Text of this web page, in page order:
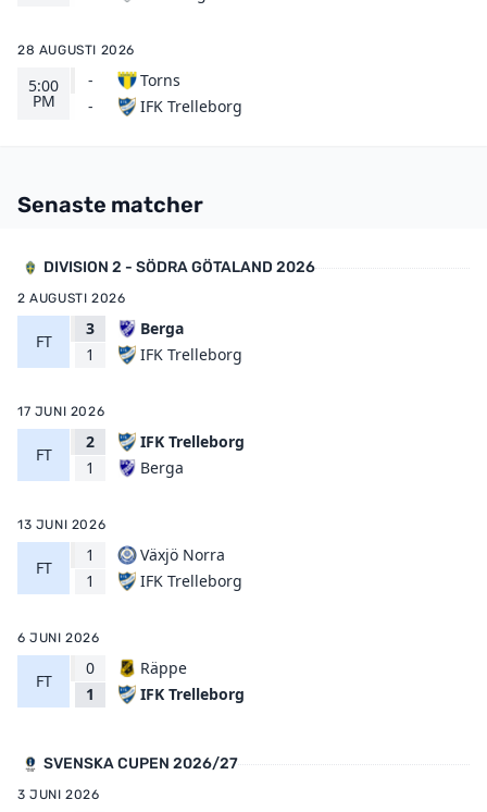
28 AUGUSTI 2026
5:00
PM
-
-
Torns
IFK Trelleborg
Senaste matcher
DIVISION 2 - SÖDRA GÖTALAND 2026
2 AUGUSTI 2026
FT
3
1
Berga
IFK Trelleborg
17 JUNI 2026
FT
2
1
IFK Trelleborg
Berga
13 JUNI 2026
FT
1
1
Växjö Norra
IFK Trelleborg
6 JUNI 2026
FT
0
1
Räppe
IFK Trelleborg
SVENSKA CUPEN 2026/27
3 JUNI 2026